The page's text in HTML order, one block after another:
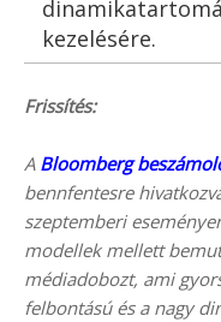
kezelésére.
Frissítés:
A Bloomberg
bennfentesre
szeptemberi
modellek mellett
médiadobozt, ami
felbontású és a nagy